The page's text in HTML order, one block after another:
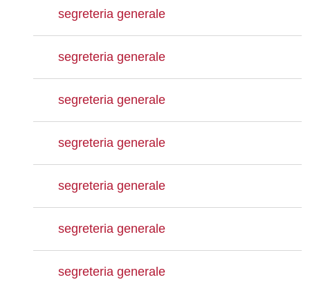
segreteria generale
segreteria generale
segreteria generale
segreteria generale
segreteria generale
segreteria generale
segreteria generale